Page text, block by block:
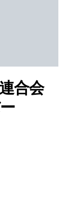
合会